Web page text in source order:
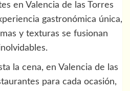
en Valencia de las Torres
gastronómica única,
y texturas se fusionan
la cena, en Valencia de las
para cada ocasión,